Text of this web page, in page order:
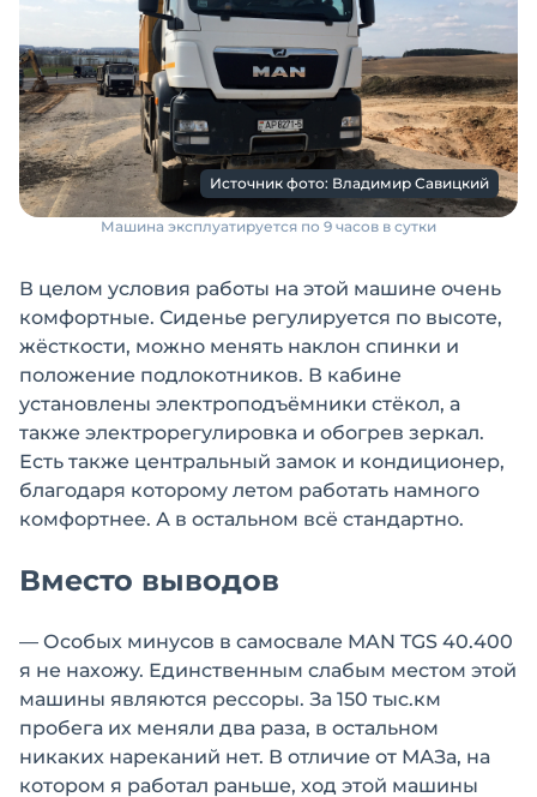
Источник фото: Владимир Савицкий
Машина эксплуатируется по 9 часов в сутки
В целом условия работы на этой машине очень
комфортные. Сиденье регулируется по высоте,
жёсткости, можно менять наклон спинки и
положение подлокотников. В кабине
установлены электроподъёмники стёкол, а
также электрорегулировка и обогрев зеркал.
Есть также центральный замок и кондиционер,
благодаря которому летом работать намного
комфортнее. А в остальном всё стандартно.
Вместо выводов
— Особых минусов в самосвале MAN TGS 40.400
я не нахожу. Единственным слабым местом этой
машины являются рессоры. За 150 тыс.км
пробега их меняли два раза, в остальном
никаких нареканий нет. В отличие от МАЗа, на
котором я работал раньше, ход этой машины